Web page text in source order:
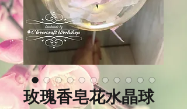
玫瑰香皂花水晶球